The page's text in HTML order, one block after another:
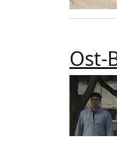
Ost-